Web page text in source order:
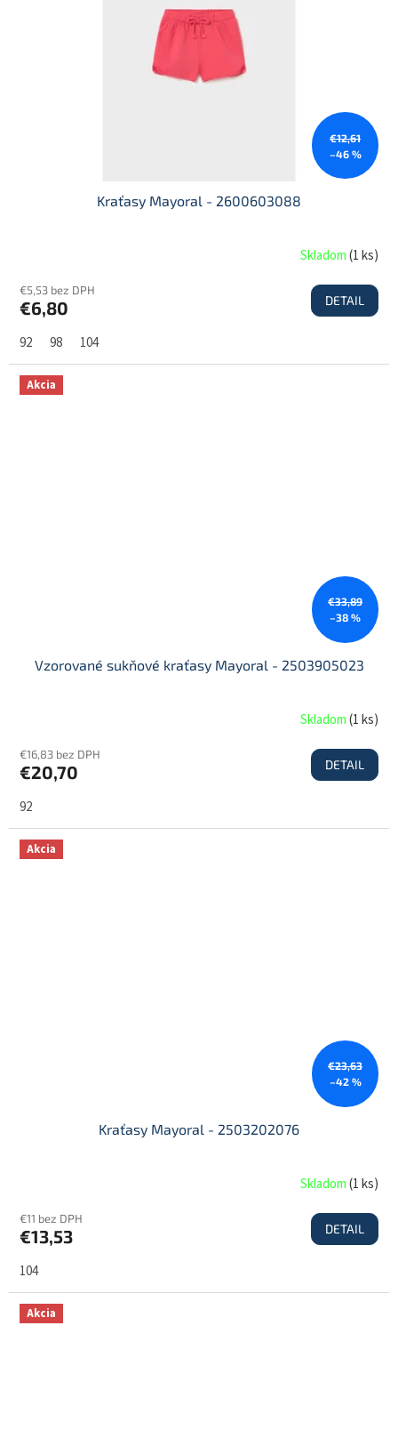
€12,61
–46 %
Kraťasy Mayoral - 2600603088
Skladom(1 ks)
€5,53 bez DPH
€6,80 DETAIL
92 98 104
Akcia
€33,89
–38 %
Vzorované sukňové kraťasy Mayoral - 2503905023
Skladom(1 ks)
€16,83 bez DPH
€20,70 DETAIL
92
Akcia
€23,63
–42 %
Kraťasy Mayoral - 2503202076
Skladom(1 ks)
€11 bez DPH
€13,53 DETAIL
104
Akcia